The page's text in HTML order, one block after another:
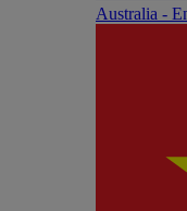
Australia -